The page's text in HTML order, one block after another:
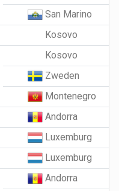
San Marino
Kosovo
Kosovo
Zweden
Montenegro
Andorra
Luxemburg
Luxemburg
Andorra